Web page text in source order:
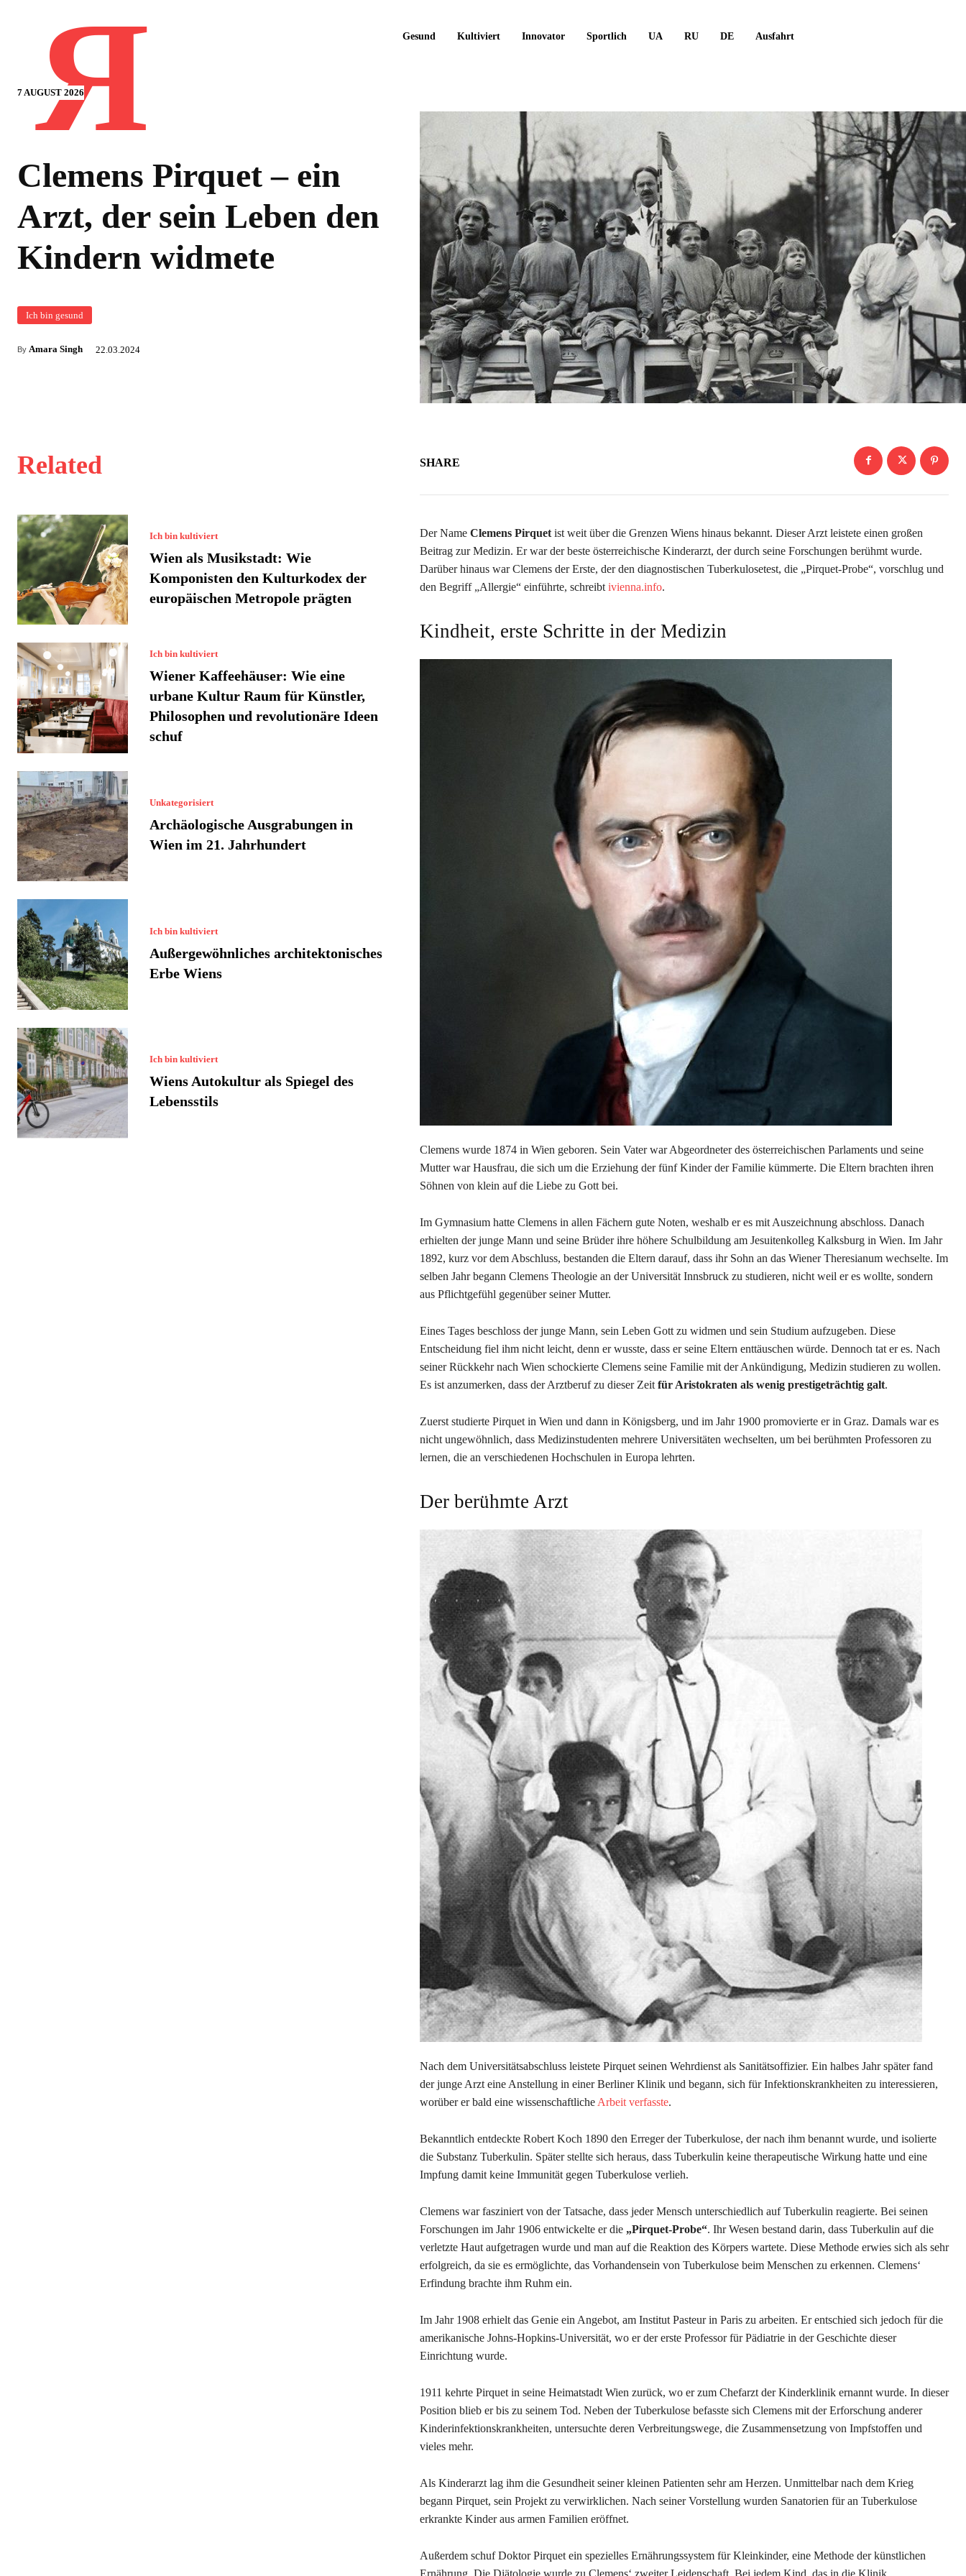
7 AUGUST 2026
Я Gesund Kultiviert Innovator Sportlich UA RU DE Ausfahrt
Clemens Pirquet – ein
Arzt, der sein Leben den
Kindern widmete
Ich bin gesund
By Amara Singh 22.03.2024
Related
Ich bin kultiviert
Wien als Musikstadt: Wie
Komponisten den Kulturkodex der
europäischen Metropole prägten
Ich bin kultiviert
Wiener Kaffeehäuser: Wie eine
urbane Kultur Raum für Künstler,
Philosophen und revolutionäre Ideen
schuf
Unkategorisiert
Archäologische Ausgrabungen in
Wien im 21. Jahrhundert
Ich bin kultiviert
Außergewöhnliches architektonisches
Erbe Wiens
Ich bin kultiviert
Wiens Autokultur als Spiegel des
Lebensstils
SHARE
Der Name Clemens Pirquet ist weit über die Grenzen Wiens hinaus bekannt. Dieser Arzt leistete einen großen
Beitrag zur Medizin. Er war der beste österreichische Kinderarzt, der durch seine Forschungen berühmt wurde.
Darüber hinaus war Clemens der Erste, der den diagnostischen Tuberkulosetest, die „Pirquet-Probe“, vorschlug und
den Begriff „Allergie“ einführte, schreibt ivienna.info.
Kindheit, erste Schritte in der Medizin
Clemens wurde 1874 in Wien geboren. Sein Vater war Abgeordneter des österreichischen Parlaments und seine
Mutter war Hausfrau, die sich um die Erziehung der fünf Kinder der Familie kümmerte. Die Eltern brachten ihren
Söhnen von klein auf die Liebe zu Gott bei.
Im Gymnasium hatte Clemens in allen Fächern gute Noten, weshalb er es mit Auszeichnung abschloss. Danach
erhielten der junge Mann und seine Brüder ihre höhere Schulbildung am Jesuitenkolleg Kalksburg in Wien. Im Jahr
1892, kurz vor dem Abschluss, bestanden die Eltern darauf, dass ihr Sohn an das Wiener Theresianum wechselte. Im
selben Jahr begann Clemens Theologie an der Universität Innsbruck zu studieren, nicht weil er es wollte, sondern
aus Pflichtgefühl gegenüber seiner Mutter.
Eines Tages beschloss der junge Mann, sein Leben Gott zu widmen und sein Studium aufzugeben. Diese
Entscheidung fiel ihm nicht leicht, denn er wusste, dass er seine Eltern enttäuschen würde. Dennoch tat er es. Nach
seiner Rückkehr nach Wien schockierte Clemens seine Familie mit der Ankündigung, Medizin studieren zu wollen.
Es ist anzumerken, dass der Arztberuf zu dieser Zeit für Aristokraten als wenig prestigeträchtig galt.
Zuerst studierte Pirquet in Wien und dann in Königsberg, und im Jahr 1900 promovierte er in Graz. Damals war es
nicht ungewöhnlich, dass Medizinstudenten mehrere Universitäten wechselten, um bei berühmten Professoren zu
lernen, die an verschiedenen Hochschulen in Europa lehrten.
Der berühmte Arzt
Nach dem Universitätsabschluss leistete Pirquet seinen Wehrdienst als Sanitätsoffizier. Ein halbes Jahr später fand
der junge Arzt eine Anstellung in einer Berliner Klinik und begann, sich für Infektionskrankheiten zu interessieren,
worüber er bald eine wissenschaftliche Arbeit verfasste.
Bekanntlich entdeckte Robert Koch 1890 den Erreger der Tuberkulose, der nach ihm benannt wurde, und isolierte
die Substanz Tuberkulin. Später stellte sich heraus, dass Tuberkulin keine therapeutische Wirkung hatte und eine
Impfung damit keine Immunität gegen Tuberkulose verlieh.
Clemens war fasziniert von der Tatsache, dass jeder Mensch unterschiedlich auf Tuberkulin reagierte. Bei seinen
Forschungen im Jahr 1906 entwickelte er die „Pirquet-Probe“. Ihr Wesen bestand darin, dass Tuberkulin auf die
verletzte Haut aufgetragen wurde und man auf die Reaktion des Körpers wartete. Diese Methode erwies sich als sehr
erfolgreich, da sie es ermöglichte, das Vorhandensein von Tuberkulose beim Menschen zu erkennen. Clemens‘
Erfindung brachte ihm Ruhm ein.
Im Jahr 1908 erhielt das Genie ein Angebot, am Institut Pasteur in Paris zu arbeiten. Er entschied sich jedoch für die
amerikanische Johns-Hopkins-Universität, wo er der erste Professor für Pädiatrie in der Geschichte dieser
Einrichtung wurde.
1911 kehrte Pirquet in seine Heimatstadt Wien zurück, wo er zum Chefarzt der Kinderklinik ernannt wurde. In dieser
Position blieb er bis zu seinem Tod. Neben der Tuberkulose befasste sich Clemens mit der Erforschung anderer
Kinderinfektionskrankheiten, untersuchte deren Verbreitungswege, die Zusammensetzung von Impfstoffen und
vieles mehr.
Als Kinderarzt lag ihm die Gesundheit seiner kleinen Patienten sehr am Herzen. Unmittelbar nach dem Krieg
begann Pirquet, sein Projekt zu verwirklichen. Nach seiner Vorstellung wurden Sanatorien für an Tuberkulose
erkrankte Kinder aus armen Familien eröffnet.
Außerdem schuf Doktor Pirquet ein spezielles Ernährungssystem für Kleinkinder, eine Methode der künstlichen
Ernährung. Die Diätologie wurde zu Clemens‘ zweiter Leidenschaft. Bei jedem Kind, das in die Klinik